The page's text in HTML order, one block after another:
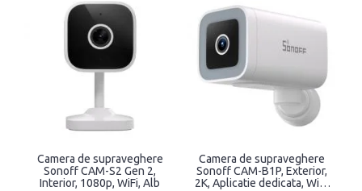
Camera de supraveghere
Sonoff CAM-S2 Gen 2,
Interior, 1080p, WiFi, Alb
Camera de supraveghere
Sonoff CAM-B1P, Exterior,
2K, Aplicatie dedicata, WiFi,